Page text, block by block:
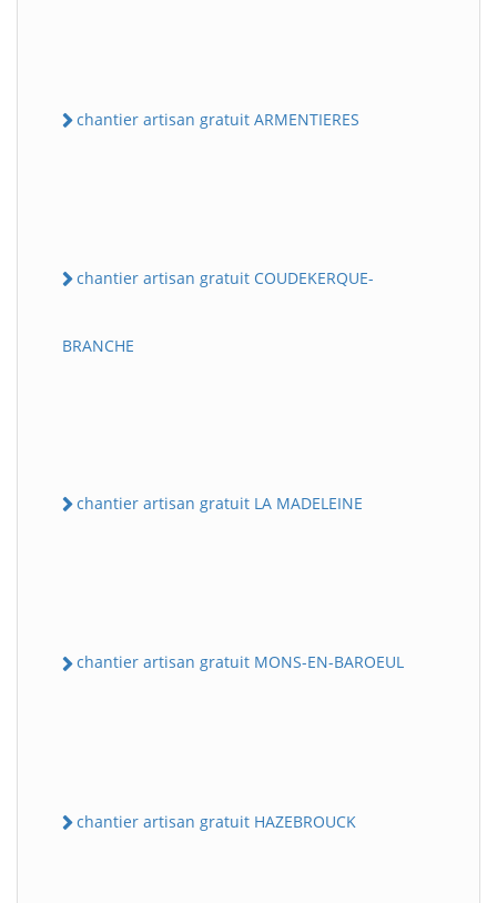
chantier artisan gratuit ARMENTIERES
chantier artisan gratuit COUDEKERQUE-
BRANCHE
chantier artisan gratuit LA MADELEINE
chantier artisan gratuit MONS-EN-BAROEUL
chantier artisan gratuit HAZEBROUCK